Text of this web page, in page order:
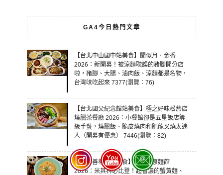
GA4今日熱門文章
【台北中山國中站美食】閏似月．金香
2026：新開幕！被涼麵耽誤的豬腳開分店
啦，豬腳、大腸、滷肉飯、涼麵都是名物，
台灣味吃起來 7377(瀏覽：76)
【台北國父紀念館站美食】極之好味松菸店
燒臘茶餐廳 2026：小餐館卻是五星飯店等
級手藝，燒臘飯、脆皮燒肉和肥龍叉燒太迷
人（開幕有優惠） 7446(瀏覽：82)
【台北善導寺站美食】青嬌膠原麵館
2026：米其林必比登！超香濃的蟹黃麵、